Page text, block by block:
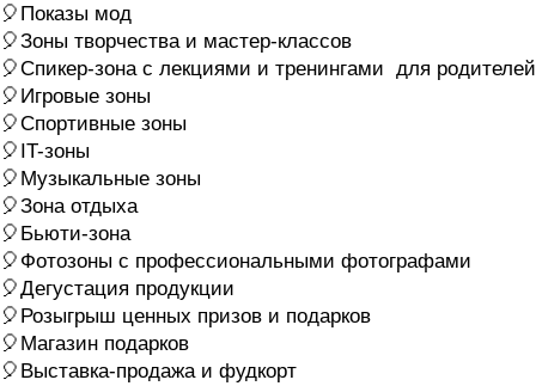
🎈Показы мод
🎈Зоны творчества и мастер-классов
🎈Спикер-зона с лекциями и тренингами для родителей
🎈Игровые зоны
🎈Спортивные зоны
🎈IT-зоны
🎈Музыкальные зоны
🎈Зона отдыха
🎈Бьюти-зона
🎈Фотозоны с профессиональными фотографами
🎈Дегустация продукции
🎈Розыгрыш ценных призов и подарков
🎈Магазин подарков
🎈Выставка-продажа и фудкорт